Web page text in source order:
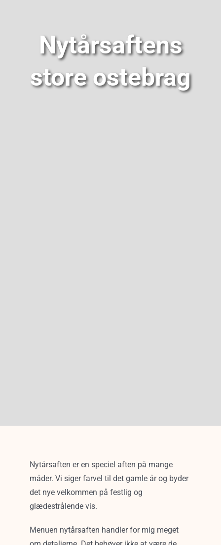
Nytårsaftens
store ostebrag
Nytårsaften er en speciel aften på mange
måder. Vi siger farvel til det gamle år og byder
det nye velkommen på festlig og
glædestrålende vis.
Menuen nytårsaften handler for mig meget